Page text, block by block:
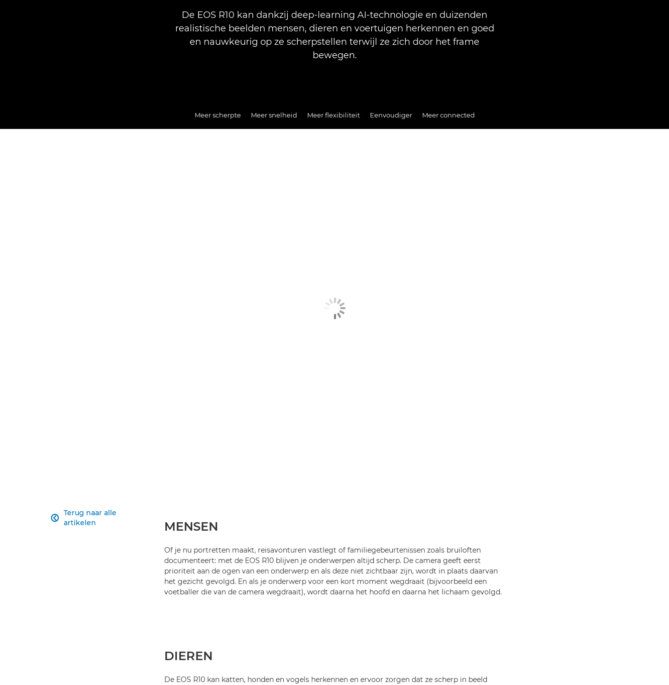
De EOS R10 kan dankzij deep-learning AI-technologie en duizenden
realistische beelden mensen, dieren en voertuigen herkennen en goed
en nauwkeurig op ze scherpstellen terwijl ze zich door het frame
bewegen.
Meer scherpte Meer snelheid Meer flexibiliteit Eenvoudiger Meer connected
Terug naar alle
artikelen

MENSEN
Of je nu portretten maakt, reisavonturen vastlegt of familiegebeurtenissen zoals bruiloften
documenteert: met de EOS R10 blijven je onderwerpen altijd scherp. De camera geeft eerst
prioriteit aan de ogen van een onderwerp en als deze niet zichtbaar zijn, wordt in plaats daarvan
het gezicht gevolgd. En als je onderwerp voor een kort moment wegdraait (bijvoorbeeld een
voetballer die van de camera wegdraait), wordt daarna het hoofd en daarna het lichaam gevolgd.
DIEREN
De EOS R10 kan katten, honden en vogels herkennen en ervoor zorgen dat ze scherp in beeld